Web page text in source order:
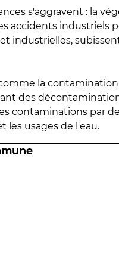
s'aggravent : la
accidents industriels
industrielles,
la
des
contaminations par
les usages de l'eau.